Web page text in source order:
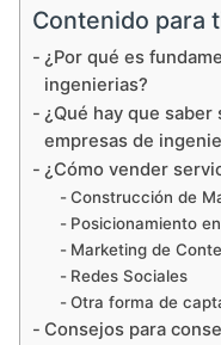
Contenido para
¿Por qué es
ingenierias?
¿Qué hay que
empresas de
¿Cómo vender
Construcción de
Posicionamiento
Marketing de
Redes Sociales
Otra forma de
Consejos para